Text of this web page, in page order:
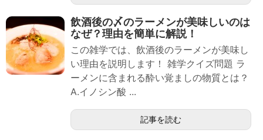
飲酒後の〆のラーメンが美味しいのは
なぜ？理由を簡単に解説！
この雑学では、飲酒後のラーメンが美味し
い理由を説明します！ 雑学クイズ問題 ラ
ーメンに含まれる酔い覚ましの物質とは？
A.イノシン酸 ...
記事を読む